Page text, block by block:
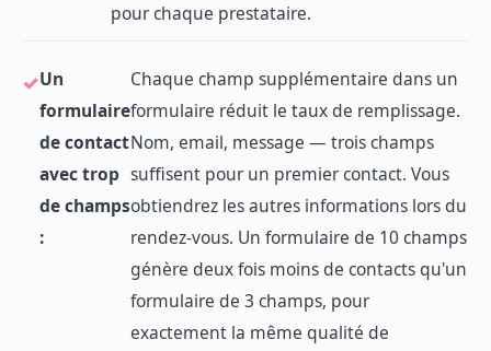
pour chaque prestataire.
Un
formulaire
de contact
avec trop
de champs
:
Chaque champ supplémentaire dans un
formulaire réduit le taux de remplissage.
Nom, email, message — trois champs
suffisent pour un premier contact. Vous
obtiendrez les autres informations lors du
rendez-vous. Un formulaire de 10 champs
génère deux fois moins de contacts qu'un
formulaire de 3 champs, pour
exactement la même qualité de